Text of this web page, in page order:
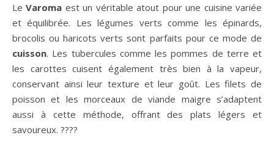
LeVaroma est un véritable atout pour une cuisine variée
et équilibrée. Les légumes verts comme les épinards,
brocolis ou haricots verts sont parfaits pour ce mode de
cuisson. Les tubercules comme les pommes de terre et
les carottes cuisent également très bien à la vapeur,
conservant ainsi leur texture et leur goût. Les filets de
poisson et les morceaux de viande maigre s’adaptent
aussi à cette méthode, offrant des plats légers et
savoureux. ????